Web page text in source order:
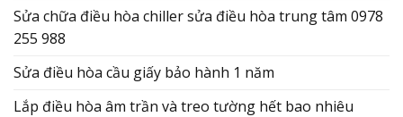
Sửa chữa điều hòa chiller sửa điều hòa trung tâm 0978
255 988
Sửa điều hòa cầu giấy bảo hành 1 năm
Lắp điều hòa âm trần và treo tường hết bao nhiêu